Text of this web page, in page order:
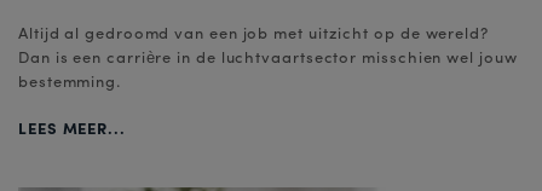
Altijd al gedroomd van een job met uitzicht op de wereld?
Dan is een carrière in de luchtvaartsector misschien wel jouw
bestemming.
LEES MEER...